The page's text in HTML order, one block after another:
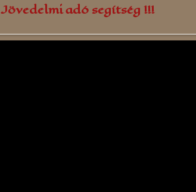
Jövedelmi adó segítség !!!